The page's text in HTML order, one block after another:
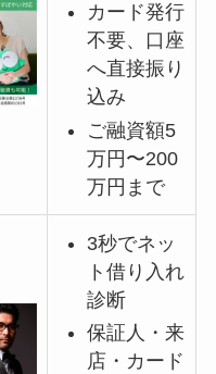
カード発行
不要、口座
へ直接振り
込み
ご融資額5
万円〜200
万円まで
3秒でネッ
ト借り入れ
診断
保証人・来
店・カード